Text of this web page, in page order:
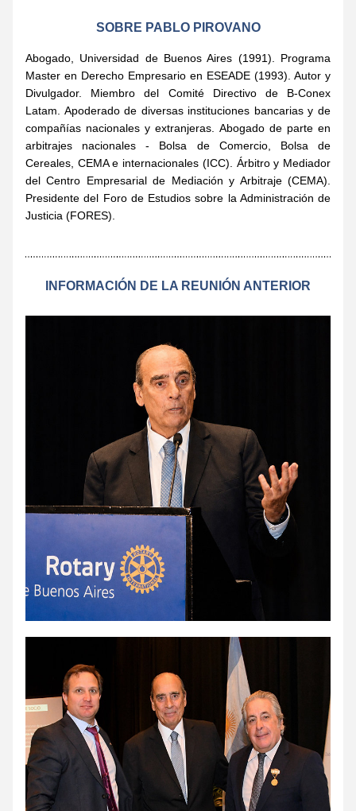
SOBRE PABLO PIROVANO
Abogado, Universidad de Buenos Aires (1991). Programa
Master en Derecho Empresario en ESEADE (1993). Autor y
Divulgador. Miembro del Comité Directivo de B-Conex
Latam. Apoderado de diversas instituciones bancarias y de
compañías nacionales y extranjeras. Abogado de parte en
arbitrajes nacionales - Bolsa de Comercio, Bolsa de
Cereales, CEMA e internacionales (ICC). Árbitro y Mediador
del Centro Empresarial de Mediación y Arbitraje (CEMA).
Presidente del Foro de Estudios sobre la Administración de
Justicia (FORES).
INFORMACIÓN DE LA REUNIÓN ANTERIOR